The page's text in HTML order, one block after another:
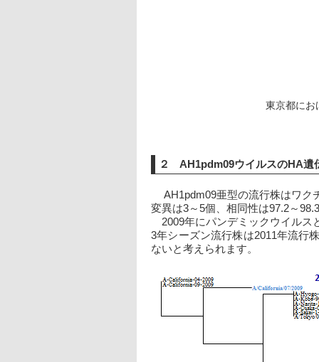
東京都にお
２ AH1pdm09ウイルスのHA遺
AH1pdm09亜型の流行株はワク
変異は3～5個、相同性は97.2～
2009年にパンデミックウイルス
3年シーズン流行株は2011年流行
ないと考えられます。